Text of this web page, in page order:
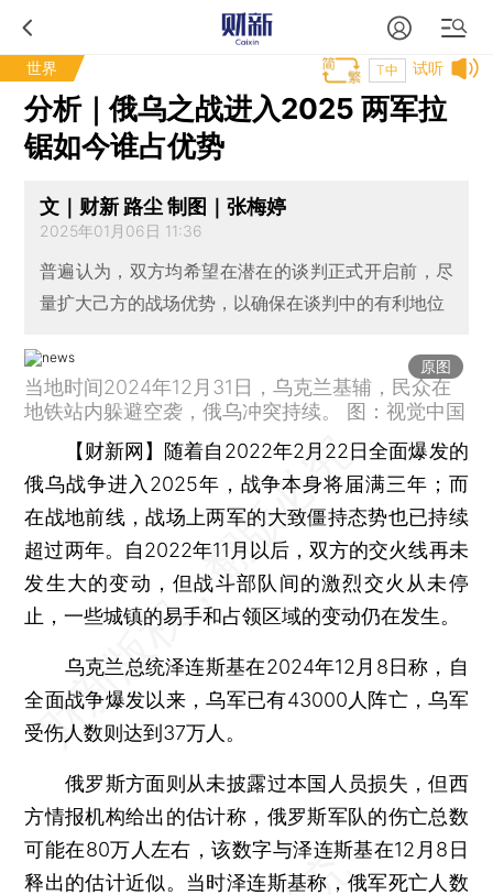
世界 试听
T中
分析｜俄乌之战进入2025 两军拉
锯如今谁占优势
文｜财新 路尘 制图｜张梅婷
2025年01月06日 11:36
普遍认为，双方均希望在潜在的谈判正式开启前，尽
量扩大己方的战场优势，以确保在谈判中的有利地位
原图
当地时间2024年12月31日，乌克兰基辅，民众在
地铁站内躲避空袭，俄乌冲突持续。 图：视觉中国
【财新网】 随着自2022年2月22日全面爆发的
俄乌战争进入2025年，战争本身将届满三年；而
在战地前线，战场上两军的大致僵持态势也已持续
超过两年。自2022年11月以后，双方的交火线再未
发生大的变动，但战斗部队间的激烈交火从未停
止，一些城镇的易手和占领区域的变动仍在发生。
乌克兰总统泽连斯基在2024年12月8日称，自
全面战争爆发以来，乌军已有43000人阵亡，乌军
受伤人数则达到37万人。
俄罗斯方面则从未披露过本国人员损失，但西
方情报机构给出的估计称，俄罗斯军队的伤亡总数
可能在80万人左右，该数字与泽连斯基在12月8日
释出的估计近似。当时泽连斯基称，俄军死亡人数